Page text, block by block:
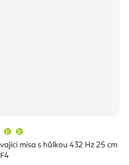
mísa s hůlkou 432 Hz 25 cm
produktu
je